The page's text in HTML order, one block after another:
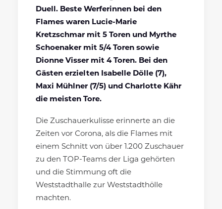
Duell. Beste Werferinnen bei den
Flames waren Lucie-Marie
Kretzschmar mit 5 Toren und Myrthe
Schoenaker mit 5/4 Toren sowie
Dionne Visser mit 4 Toren. Bei den
Gästen erzielten Isabelle Dölle (7),
Maxi Mühlner (7/5) und Charlotte Kähr
die meisten Tore.
Die Zuschauerkulisse erinnerte an die
Zeiten vor Corona, als die Flames mit
einem Schnitt von über 1.200 Zuschauer
zu den TOP-Teams der Liga gehörten
und die Stimmung oft die
Weststadthalle zur Weststadthölle
machten.